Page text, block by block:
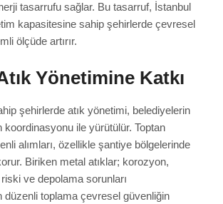
tasarrufu sağlar. Bu tasarruf, İstanbul
kapasitesine sahip şehirlerde çevresel
ölçüde artırır.
Yönetimine Katkı
şehirlerde atık yönetimi, belediyelerin
ile yürütülür. Toptan
alımları, özellikle şantiye bölgelerinde
Biriken metal atıklar; korozyon,
ve depolama sorunları
düzenli toplama çevresel güvenliğin